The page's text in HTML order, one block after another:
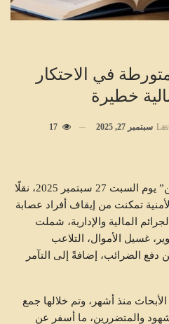
في الاحتكار
خطيرة
سبتمبر 27, 2025 17
أفادت صحيفة “الشروق أون لاين” يوم السبت 27 سبتمبر 2025، نقلًا
تمكنت من إيقاف أفراد عصابة
المالية والإدارية، شملت
غسيل الأموال، التلاعب
دفع الضرائب، إضافةً إلى التآمر
منذ أشهر، وتم خلالها جمع
والمتضررين، ما أسفر عن